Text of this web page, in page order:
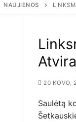
NAUJIENOS
20 KOVO,
Saulėtą